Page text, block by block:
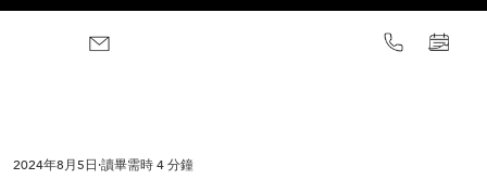
2024年8月5日 讀畢需時 4 分鐘